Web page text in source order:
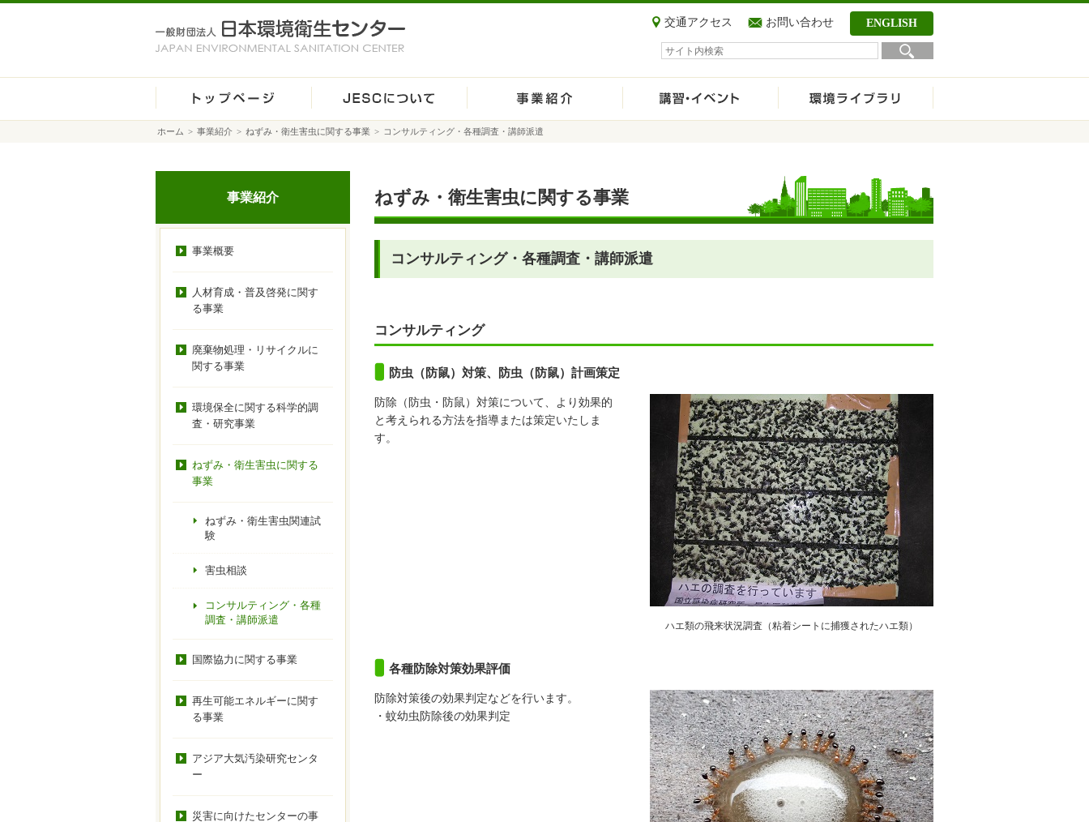
交通アクセス お問い合わせ ENGLISH
サイト内検索
ホーム > 事業紹介 > ねずみ・衛生害虫に関する事業 > コンサルティング・各種調査・講師派遣
ねずみ・衛生害虫に関する事業
コンサルティング・各種調査・講師派遣
コンサルティング
防虫（防鼠）対策、防虫（防鼠）計画策定
防除（防虫・防鼠）対策について、より効果的
と考えられる方法を指導または策定いたしま
す。
ハエ類の飛来状況調査（粘着シートに捕獲されたハエ類）
各種防除対策効果評価
防除対策後の効果判定などを行います。
・蚊幼虫防除後の効果判定
事業紹介
事業概要
人材育成・普及啓発に関す
る事業
廃棄物処理・リサイクルに
関する事業
環境保全に関する科学的調
査・研究事業
ねずみ・衛生害虫に関する
事業
ねずみ・衛生害虫関連試
験
害虫相談
コンサルティング・各種
調査・講師派遣
国際協力に関する事業
再生可能エネルギーに関す
る事業
アジア大気汚染研究センタ
ー
災害に向けたセンターの事